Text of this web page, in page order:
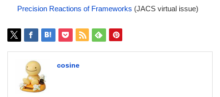
Precision Reactions of Frameworks (JACS virtual issue)
cosine